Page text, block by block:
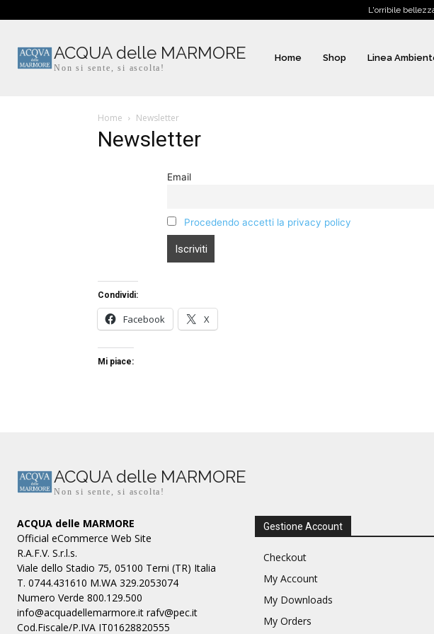
L'orribile
ACQUA delle MARMORE
Non si sente, si ascolta!
Home Shop Linea
Home Newsletter
Newsletter
Email
Procedendo accetti la privacy policy
Condividi:
Facebook X
Mi piace:
ACQUA delle MARMORE
Non si sente, si ascolta!
ACQUA delle MARMORE
Official eCommerce Web Site
R.A.F.V. S.r.l.s.
Viale dello Stadio 75, 05100 Terni (TR) Italia
T. 0744.431610 M.WA 329.2053074
Numero Verde 800.129.500
info@acquadellemarmore.it rafv@pec.it
Cod.Fiscale/P.IVA IT01628820555
Gestione Account
Checkout
My Account
My Downloads
My Orders